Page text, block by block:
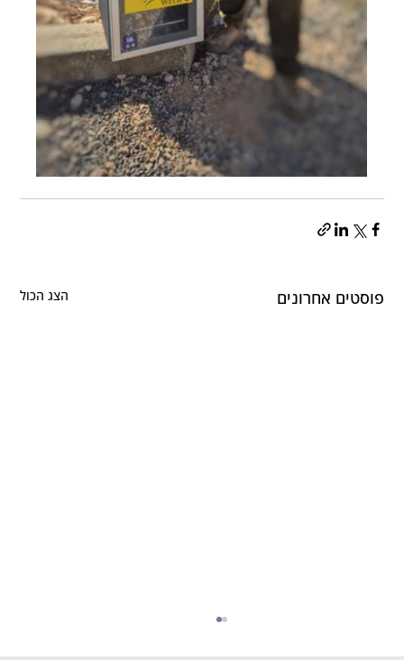
פוסטים אחרונים הצג הכול